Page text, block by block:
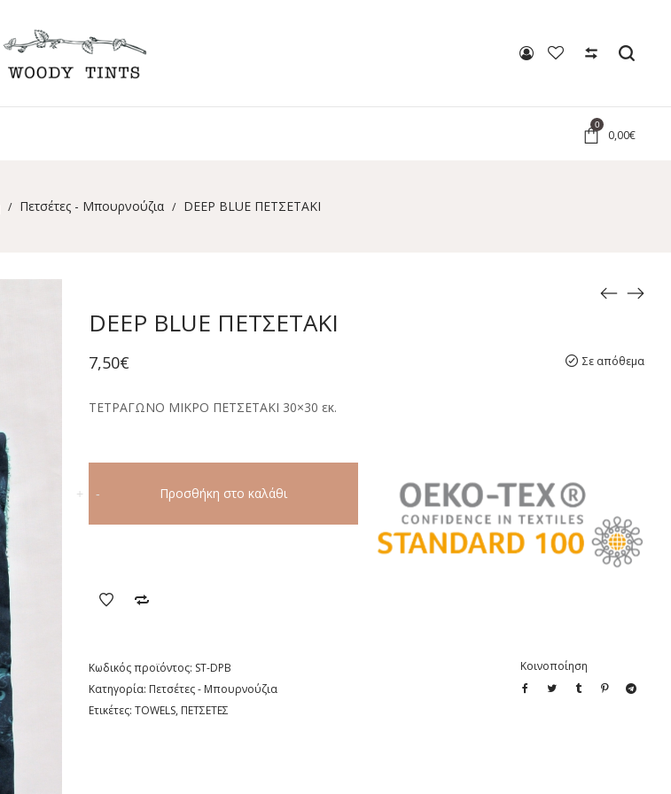
0
0,00€
/ Πετσέτες - Μπουρνούζια / DEEP BLUE ΠΕΤΣΕΤΑΚΙ
DEEP BLUE ΠΕΤΣΕΤΑΚΙ
Σε απόθεμα
7,50€
ΤΕΤΡΑΓΩΝΟ ΜΙΚΡΟ ΠΕΤΣΕΤΑΚΙ 30×30 εκ.
-BLUE
+ Προσθήκη στο καλάθι
Κωδικός προϊόντος: ST-DPB
Κατηγορία: Πετσέτες - Μπουρνούζια
Ετικέτες: TOWELS, ΠΕΤΣΕΤΕΣ
Κοινοποίηση